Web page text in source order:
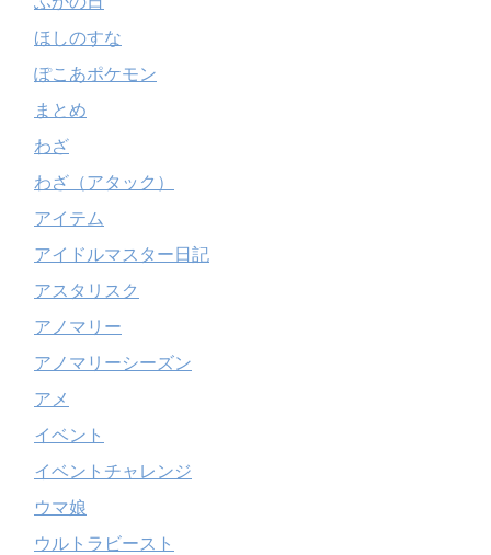
ほしのすな
ぽこあポケモン
まとめ
わざ
わざ（アタック）
アイテム
アイドルマスター日記
アスタリスク
アノマリー
アノマリーシーズン
アメ
イベント
イベントチャレンジ
ウマ娘
ウルトラビースト